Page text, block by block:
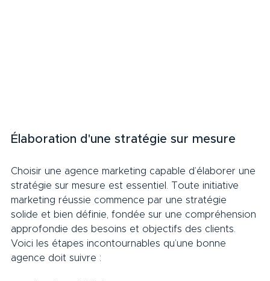
Élaboration d'une stratégie sur mesure
Choisir une agence marketing capable d’élaborer une
stratégie sur mesure est essentiel. Toute initiative
marketing réussie commence par une stratégie
solide et bien définie, fondée sur une compréhension
approfondie des besoins et objectifs des clients.
Voici les étapes incontournables qu’une bonne
agence doit suivre :